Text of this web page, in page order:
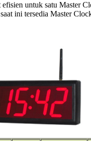
untuk satu Master
ini tersedia Master